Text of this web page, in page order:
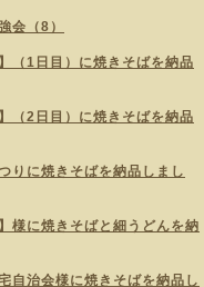
会（8）
（1日目）に焼きそばを納品
（2日目）に焼きそばを納品
りに焼きそばを納品しまし
様に焼きそばと細うどんを納
自治会様に焼きそばを納品し